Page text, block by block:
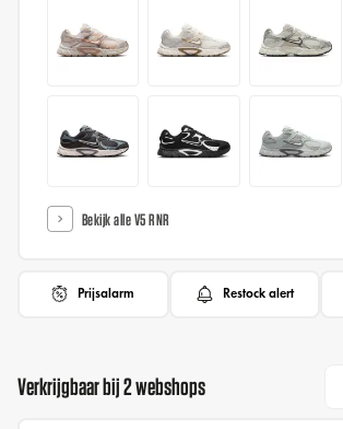
Bekijk alle V5 RNR
Prijsalarm Restock alert
Verkrijgbaar bij 2 webshops